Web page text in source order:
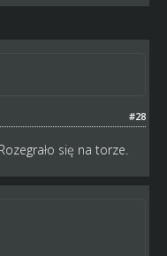
#28
się na torze.